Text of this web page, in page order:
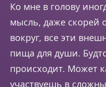
Ко мне в голову
мысль, даже скорей
вокруг, все эти
пища для души.
происходит. Может
участвуешь в